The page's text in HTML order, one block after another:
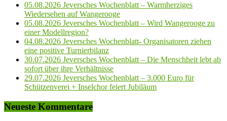
05.08.2026 Jeversches Wochenblatt – Warmherziges
Wiedersehen auf Wangerooge
05.08.2026 Jeversches Wochenblatt – Wird Wangerooge zu
einer Modellregion?
04.08.2026 Jeversches Wochenblatt- Organisatoren ziehen
eine positive Turnierbilanz
30.07.2026 Jeversches Wochenblatt – Die Menschheit lebt ab
sofort über ihre Verhältnisse
29.07.2026 Jeversches Wochenblatt – 3.000 Euro für
Schützenverei + Inselchor feiert Jubiläum
Neueste Kommentare